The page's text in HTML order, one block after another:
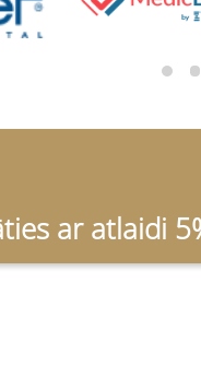
ar atlaidi